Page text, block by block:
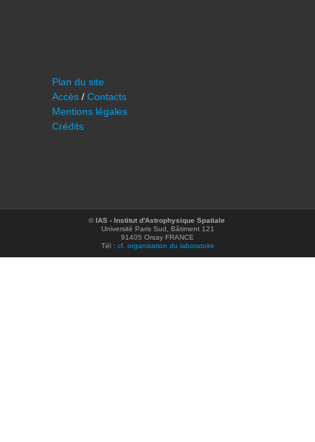
Plan du site
Accès / Contacts
Mentions légales
Crédits
©IAS - Institut d'Astrophysique Spatiale
Université Paris Sud, Bâtiment 121
91405 Orsay FRANCE
Tél : cf. organisation du laboratoire